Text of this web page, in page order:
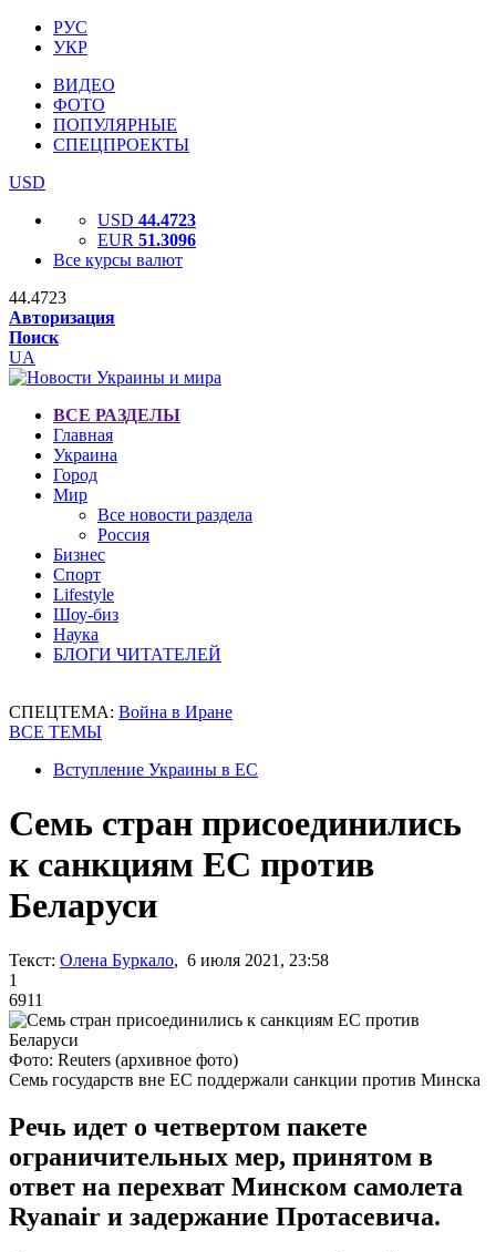
РУС
УКР
ВИДЕО
ФОТО
ПОПУЛЯРНЫЕ
СПЕЦПРОЕКТЫ
USD
USD 44.4723
EUR 51.3096
Все курсы валют
44.4723
Авторизация
Поиск
UA
ВСЕ РАЗДЕЛЫ
Главная
Украина
Город
Мир
Все новости раздела
Россия
Бизнес
Спорт
Lifestyle
Шоу-биз
Наука
БЛОГИ ЧИТАТЕЛЕЙ
СПЕЦТЕМА: Война в Иране
ВСЕ ТЕМЫ
Вступление Украины в ЕС
Семь стран присоединились
к санкциям ЕС против
Беларуси
Текст: Олена Буркало, 6 июля 2021, 23:58
1
6911
Фото: Reuters (архивное фото)
Семь государств вне ЕС поддержали санкции против Минска
Речь идет о четвертом пакете
ограничительных мер, принятом в
ответ на перехват Минском самолета
Ryanair и задержание Протасевича.